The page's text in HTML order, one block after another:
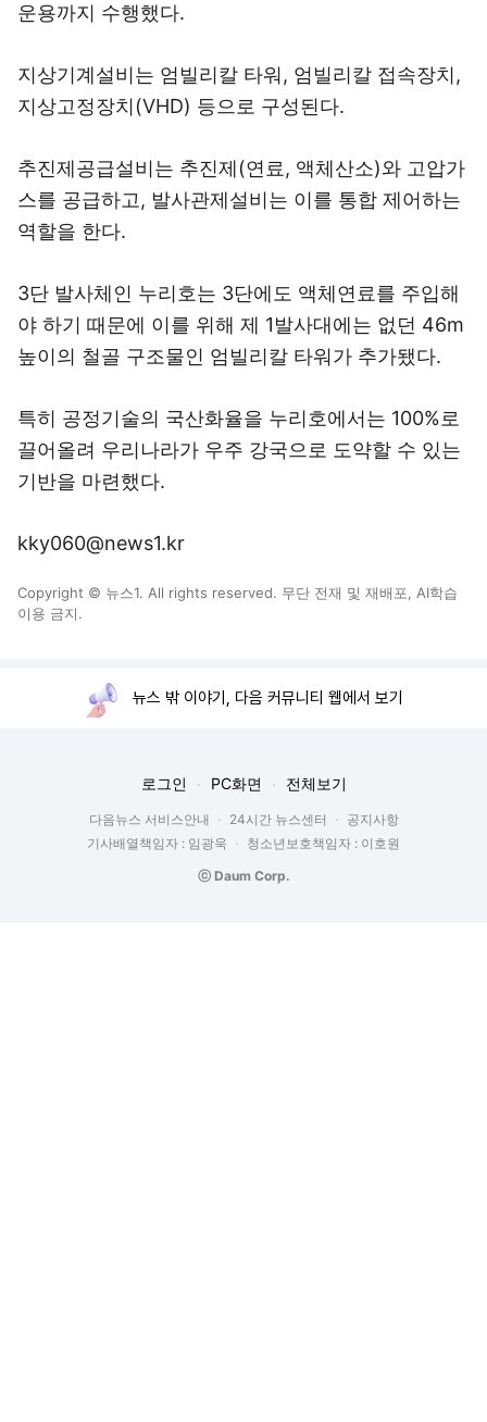
운용까지 수행했다.
지상기계설비는 엄빌리칼 타워, 엄빌리칼 접속장치,
지상고정장치(VHD) 등으로 구성된다.
추진제공급설비는 추진제(연료, 액체산소)와 고압가
스를 공급하고, 발사관제설비는 이를 통합 제어하는
역할을 한다.
3단 발사체인 누리호는 3단에도 액체연료를 주입해
야 하기 때문에 이를 위해 제 1발사대에는 없던 46m
높이의 철골 구조물인 엄빌리칼 타워가 추가됐다.
특히 공정기술의 국산화율을 누리호에서는 100%로
끌어올려 우리나라가 우주 강국으로 도약할 수 있는
기반을 마련했다.
kky060@news1.kr
Copyright © 뉴스1. All rights reserved. 무단 전재 및 재배포, AI학습
이용 금지.
뉴스 밖 이야기, 다음 커뮤니티 웹에서 보기
로그인 PC화면 전체보기
다음뉴스 서비스안내 24시간 뉴스센터
공지사항
기사배열책임자 : 임광욱
청소년보호책임자 : 이호원
ⓒ Daum Corp.